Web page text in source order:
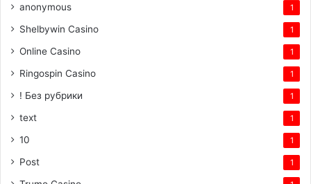
anonymous 1
Shelbywin Casino 1
Online Casino 1
Ringospin Casino 1
! Без рубрики 1
text 1
10 1
Post 1